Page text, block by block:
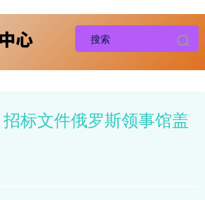
标文件俄罗斯领事馆盖